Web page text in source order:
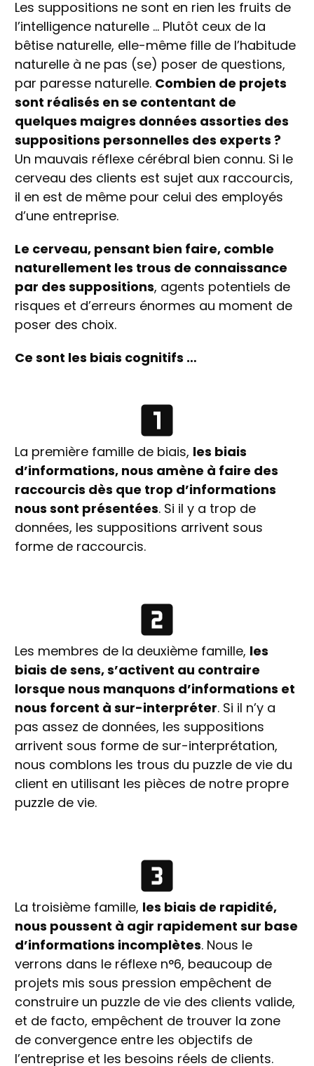
Les suppositions ne sont en rien les fruits de
l’intelligence naturelle … Plutôt ceux de la
bêtise naturelle, elle-même fille de l’habitude
naturelle à ne pas (se) poser de questions,
par paresse naturelle. Combien de projets
sont réalisés en se contentant de
quelques maigres données assorties des
suppositions personnelles des experts ?
Un mauvais réflexe cérébral bien connu. Si le
cerveau des clients est sujet aux raccourcis,
il en est de même pour celui des employés
d’une entreprise.
Le cerveau, pensant bien faire, comble
naturellement les trous de connaissance
par des suppositions, agents potentiels de
risques et d’erreurs énormes au moment de
poser des choix.
Ce sont les biais cognitifs …
La première famille de biais, les biais
d’informations, nous amène à faire des
raccourcis dès que trop d’informations
nous sont présentées. Si il y a trop de
données, les suppositions arrivent sous
forme de raccourcis.
Les membres de la deuxième famille, les
biais de sens, s’activent au contraire
lorsque nous manquons d’informations et
nous forcent à sur-interpréter. Si il n’y a
pas assez de données, les suppositions
arrivent sous forme de sur-interprétation,
nous comblons les trous du puzzle de vie du
client en utilisant les pièces de notre propre
puzzle de vie.
La troisième famille, les biais de rapidité,
nous poussent à agir rapidement sur base
d’informations incomplètes. Nous le
verrons dans le réflexe n°6, beaucoup de
projets mis sous pression empêchent de
construire un puzzle de vie des clients valide,
et de facto, empêchent de trouver la zone
de convergence entre les objectifs de
l’entreprise et les besoins réels de clients.